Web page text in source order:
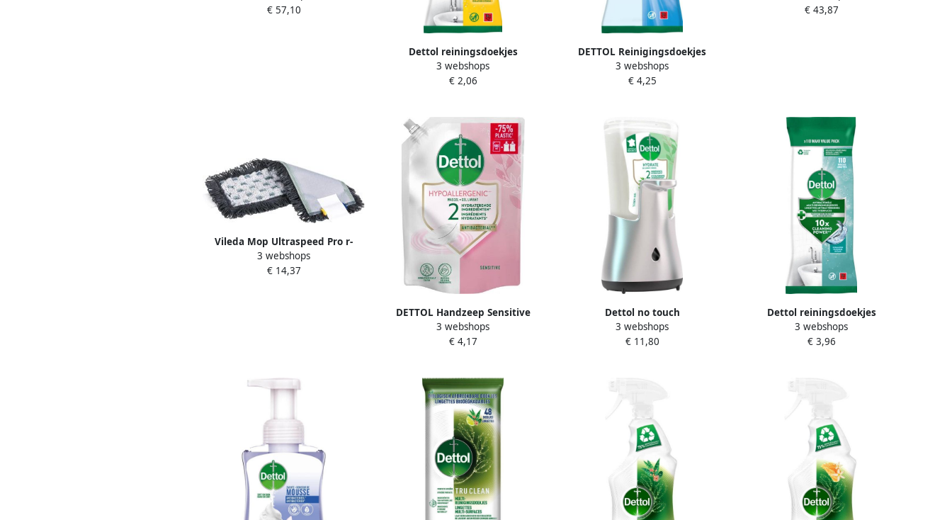
naturel 472640
€ 57,10
Dettol reiningsdoekjes
antibacterieel citroen pak van 30
stuks
3 webshops
€ 2,06
DETTOL Reinigingsdoekjes
antibacterieël Cleanser 72stuks
3 webshops
€ 4,25
systeem T7 wit pak van 24 rollen
€ 43,87
Vileda Mop Ultraspeed Pro r-
MicroSpeed Max 40cm
3 webshops
€ 14,37
DETTOL Handzeep Sensitive
antibacterieël 500ml refill
3 webshops
€ 4,17
Dettol no touch
handzeepdispenser aloë vera en
bamboe automatisch navulling
3 webshops
€ 11,80
Dettol reiningsdoekjes
antibacterieel oceaanfris pak van
110 stuks
3 webshops
€ 3,96